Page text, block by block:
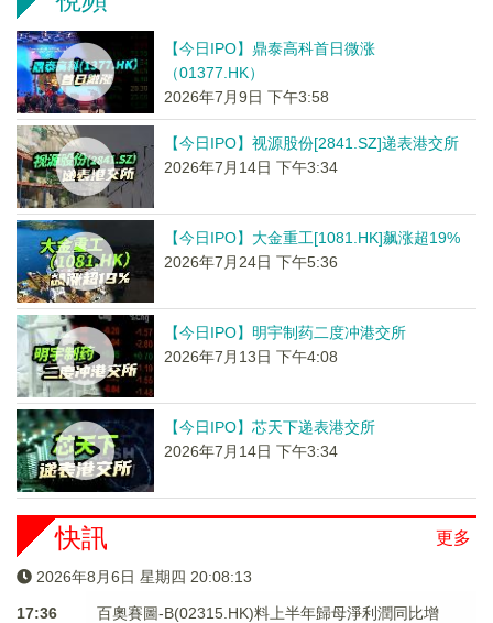
【今日IPO】鼎泰高科首日微涨
（01377.HK）
2026年7月9日 下午3:58
【今日IPO】视源股份[2841.SZ]递表港交所
2026年7月14日 下午3:34
【今日IPO】大金重工[1081.HK]飙涨超19%
2026年7月24日 下午5:36
【今日IPO】明宇制药二度冲港交所
2026年7月13日 下午4:08
【今日IPO】芯天下递表港交所
2026年7月14日 下午3:34
更多
快訊
2026年8月6日 星期四 20:08:14
17:36
百奧賽圖-B(02315.HK)料上半年歸母淨利潤同比增